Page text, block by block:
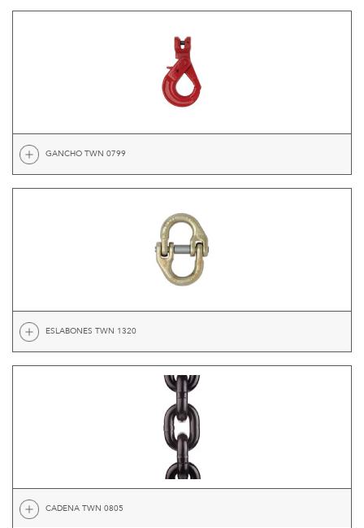
GANCHO TWN 0799
ESLABONES TWN 1320
CADENA TWN 0805